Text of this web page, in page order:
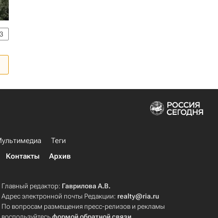
3
Теги
Контакты
Архив
Главный редактор: Гаврилова А.В.
Адрес электронной почты Редакции: realty@ria.ru
По вопросам размещения пресс-релизов и рекламы